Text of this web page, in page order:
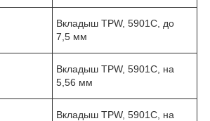
Вкладыш TPW, 5901C, до
7,5 мм
Вкладыш TPW, 5901C, на
5,56 мм
Вкладыш TPW, 5901C, на